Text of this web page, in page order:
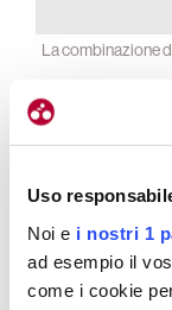
Uso
Noi e i nostri 1
ad esempio il
come i cookie
La combinazione
Il gilet Mille
di traspirabilità